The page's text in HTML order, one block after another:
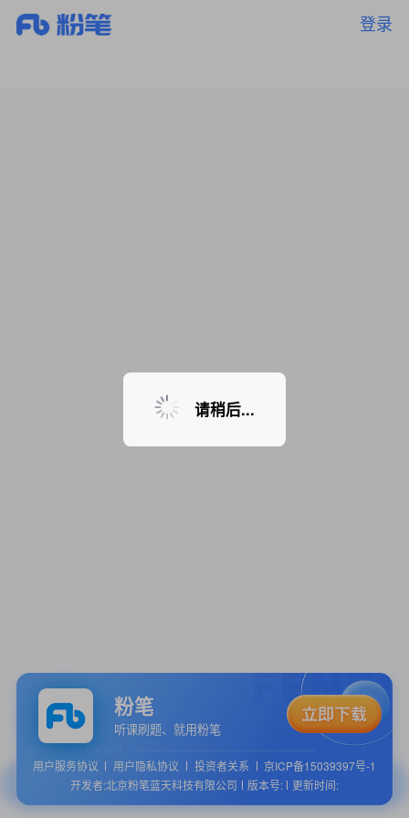
登录
暂无课程，敬请期待
粉笔
听课刷题、就用粉笔
用户服务协议 用户隐私协议 投资者关系
京ICP备15039397号-1
开发者:北京粉笔蓝天科技有限公司
版本号: 更新时间:
请稍后...